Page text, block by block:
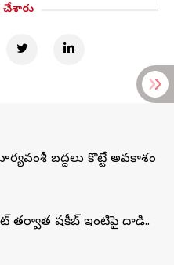
చేశారు
బద్దలు కొట్టే అవకాశం
తర్వాత షకీబ్‌ ఇంటిపై దాడి..